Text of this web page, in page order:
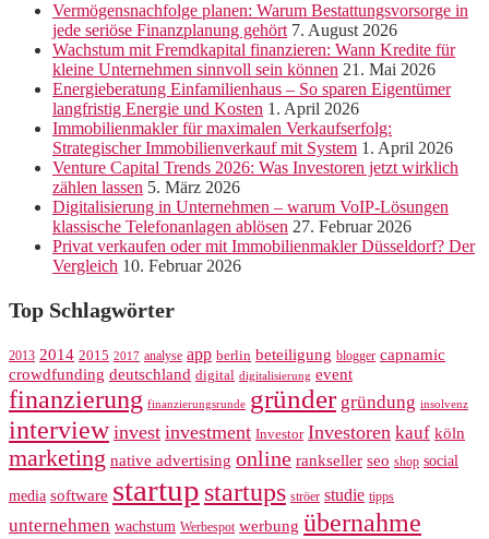
Vermögensnachfolge planen: Warum Bestattungsvorsorge in
jede seriöse Finanzplanung gehört 7. August 2026
Wachstum mit Fremdkapital finanzieren: Wann Kredite für
kleine Unternehmen sinnvoll sein können 21. Mai 2026
Energieberatung Einfamilienhaus – So sparen Eigentümer
langfristig Energie und Kosten 1. April 2026
Immobilienmakler für maximalen Verkaufserfolg:
Strategischer Immobilienverkauf mit System 1. April 2026
Venture Capital Trends 2026: Was Investoren jetzt wirklich
zählen lassen 5. März 2026
Digitalisierung in Unternehmen – warum VoIP-Lösungen
klassische Telefonanlagen ablösen 27. Februar 2026
Privat verkaufen oder mit Immobilienmakler Düsseldorf? Der
Vergleich 10. Februar 2026
Top Schlagwörter
2013 2014 2015 2017 analyse app berlin beteiligung blogger capnamic
crowdfunding deutschland digital digitalisierung event
finanzierung finanzierungsrunde gründer gründung insolvenz
interview invest investment Investor Investoren kauf köln
marketing native advertising online rankseller seo shop social
media software startup startups ströer studie tipps
unternehmen wachstum Werbespot werbung übernahme